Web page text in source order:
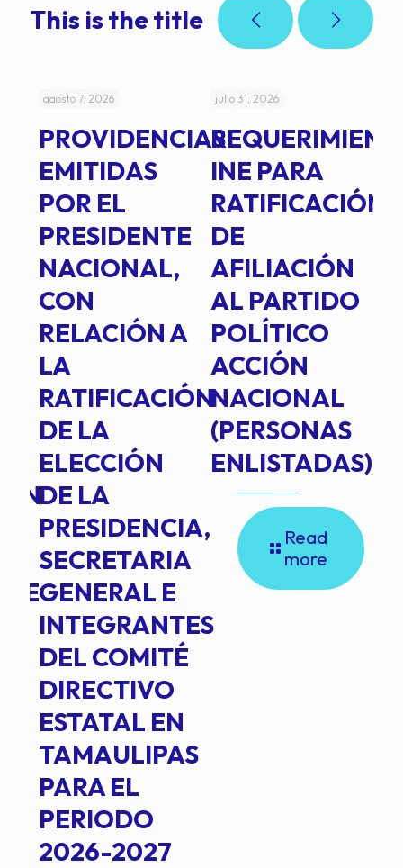
This is the title
agosto 7, 2026
PROVIDENCIAS
EMITIDAS
POR EL
PRESIDENTE
NACIONAL,
CON
RELACIÓN A
LA
RATIFICACIÓN
DE LA
ELECCIÓN
DE LA
PRESIDENCIA,
SECRETARIA
GENERAL E
INTEGRANTES
DEL COMITÉ
DIRECTIVO
ESTATAL EN
TAMAULIPAS
PARA EL
PERIODO
2026-2027
julio 31, 2026
INE PARA
RATIFICACIÓN
DE
AFILIACIÓN
AL PARTIDO
POLÍTICO
ACCIÓN
NACIONAL
(PERSONAS
ENLISTADAS)
Read
more